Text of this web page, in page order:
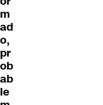
m
ad
o,
pr
ob
ab
le